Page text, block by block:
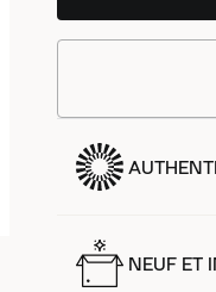
NEUF ET